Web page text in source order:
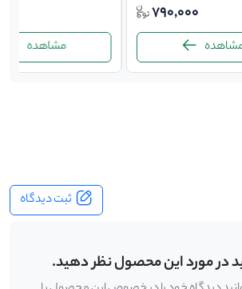
790,000
مشاهده
ثبت دیدگاه
در مورد این محصول نظر دهید.